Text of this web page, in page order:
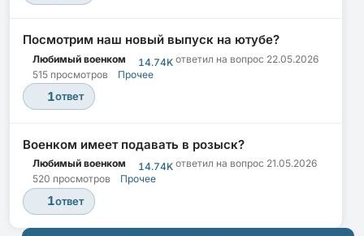
Посмотрим наш новый выпуск на ютубе?
Любимый военком 14.74Kответил на вопрос 22.05.2026
515 просмотров
Прочее
1ответ
Военком имеет подавать в розыск?
Любимый военком 14.74Kответил на вопрос 21.05.2026
520 просмотров
Прочее
1ответ